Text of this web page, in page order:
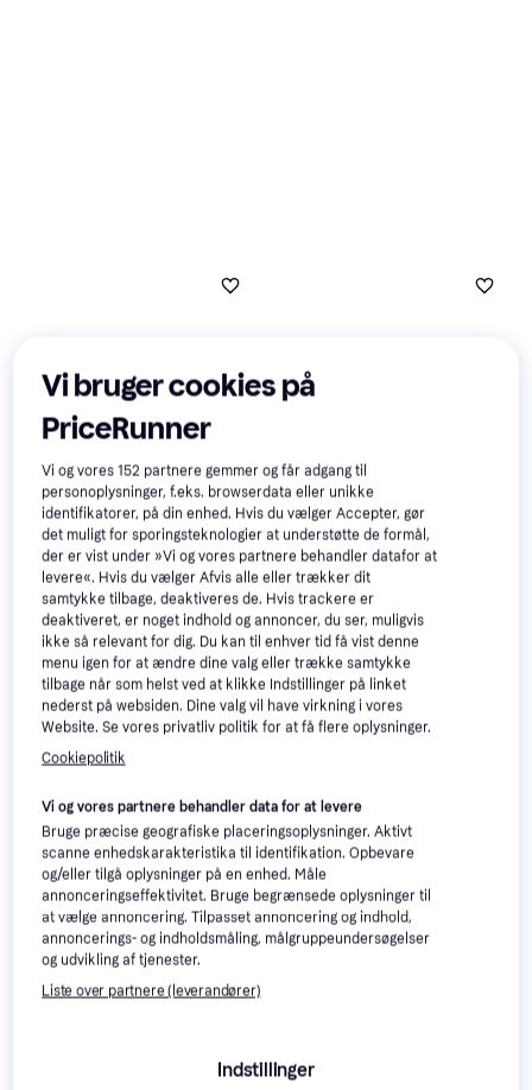
Texas Instruments TI-
Nspire CX II-T CAS
5
Grafregner, Alarm, Programmerbar,
Ligningsløser, CAS, Display: Farve,
9+ butikker
Texas Instruments TI-
Nspire CX II-T
Programmerbar, Display: Farve, :
6 butikker
Trender
Vi bruger cookies på
PriceRunner
Vi og vores152 partnere gemmer og får adgang til
personoplysninger, f.eks. browserdata eller unikke
identifikatorer, på din enhed. Hvis du vælger Accepter, gør
det muligt for sporingsteknologier at understøtte de formål,
der er vist under »Vi og vores partnere behandler datafor at
levere«. Hvis du vælger Afvis alle eller trækker dit
samtykke tilbage, deaktiveres de. Hvis trackere er
deaktiveret, er noget indhold og annoncer, du ser, muligvis
ikke så relevant for dig. Du kan til enhver tid få vist denne
menu igen for at ændre dine valg eller trække samtykke
tilbage når som helst ved at klikke Indstillinger på linket
nederst på websiden. Dine valg vil have virkning i vores
Website. Se vores privatliv politik for at få flere oplysninger.
Cookiepolitik
Vi og vores partnere behandler data for at levere
Bruge præcise geografiske placeringsoplysninger. Aktivt
scanne enhedskarakteristika til identifikation. Opbevare
og/eller tilgå oplysninger på en enhed. Måle
annonceringseffektivitet. Bruge begrænsede oplysninger til
at vælge annoncering. Tilpasset annoncering og indhold,
annoncerings- og indholdsmåling, målgruppeundersøgelser
og udvikling af tjenester.
Liste over partnere (leverandører)
Indstillinger